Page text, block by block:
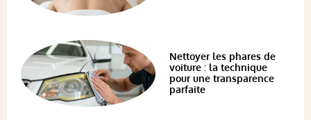
Nettoyer les phares de
voiture : la technique
pour une transparence
parfaite